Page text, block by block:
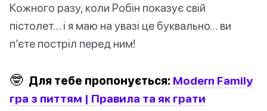
Кожного разу, коли Робін показує свій
пістолет… і я маю на увазі це буквально… ви
п’єте постріл перед ним!
🤓 Для тебе пропонується: Modern Family
гра з питтям | Правила та як грати